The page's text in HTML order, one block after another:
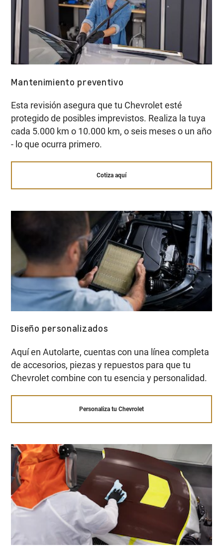
Mantenimiento preventivo
Esta revisión asegura que tu Chevrolet esté
protegido de posibles imprevistos. Realiza la tuya
cada 5.000 km o 10.000 km, o seis meses o un año
- lo que ocurra primero.
Cotiza aquí
Diseño personalizados
Aquí en Autolarte, cuentas con una línea completa
de accesorios, piezas y repuestos para que tu
Chevrolet combine con tu esencia y personalidad.
Personaliza tu Chevrolet